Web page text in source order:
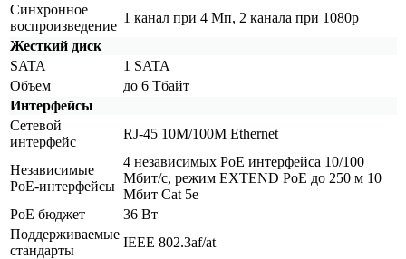
Синхронное
воспроизведение
1 канал при 4 Mп, 2 канала при 1080p
Жесткий диск
SATA
1 SATA
Объем
до 6 Тбайт
Интерфейсы
Сетевой
интерфейс
RJ-45 10M/100M Ethernet
Независимые
PoE-интерфейсы
4 независимых PoE интерфейса 10/100
Мбит/с, режим EXTEND PoE до 250 м 10
Мбит Cat 5e
PoE бюджет
36 Вт
Поддерживаемые
стандарты
IEEE 802.3af/at